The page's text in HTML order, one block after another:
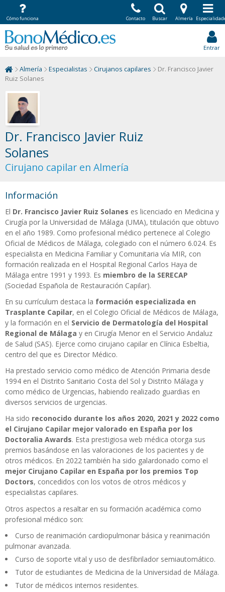
Entrar
Almería Especialistas Cirujanos capilares
Dr. Francisco Javier
Ruiz Solanes
Dr. Francisco Javier Ruiz
Solanes
Cirujano capilar en Almería
Información
El Dr. Francisco Javier Ruiz Solanes es licenciado en Medicina y
Cirugía por la Universidad de Málaga (UMA), titulación que obtuvo
en el año 1989. Como profesional médico pertenece al Colegio
Oficial de Médicos de Málaga, colegiado con el número 6.024. Es
especialista en Medicina Familiar y Comunitaria vía MIR, con
formación realizada en el Hospital Regional Carlos Haya de
Málaga entre 1991 y 1993. Es miembro de la SERECAP
(Sociedad Española de Restauración Capilar).
En su currículum destaca la formación especializada en
Trasplante Capilar, en el Colegio Oficial de Médicos de Málaga,
y la formación en el Servicio de Dermatología del Hospital
Regional de Málaga y en Cirugía Menor en el Servicio Andaluz
de Salud (SAS). Ejerce como cirujano capilar en Clínica Esbeltia,
centro del que es Director Médico.
Ha prestado servicio como médico de Atención Primaria desde
1994 en el Distrito Sanitario Costa del Sol y Distrito Málaga y
como médico de Urgencias, habiendo realizado guardias en
diversos servicios de urgencias.
Ha sido reconocido durante los años 2020, 2021 y 2022 como
el Cirujano Capilar mejor valorado en España por los
Doctoralia Awards. Esta prestigiosa web médica otorga sus
premios basándose en las valoraciones de los pacientes y de
otros médicos. En 2022 también ha sido galardonado como el
mejor Cirujano Capilar en España por los premios Top
Doctors, concedidos con los votos de otros médicos y
especialistas capilares.
Otros aspectos a resaltar en su formación académica como
profesional médico son:
Curso de reanimación cardiopulmonar básica y reanimación
pulmonar avanzada.
Curso de soporte vital y uso de desfibrilador semiautomático.
Tutor de estudiantes de Medicina de la Universidad de Málaga.
Tutor de médicos internos residentes.
Cómo funciona Contacto Buscar Almería